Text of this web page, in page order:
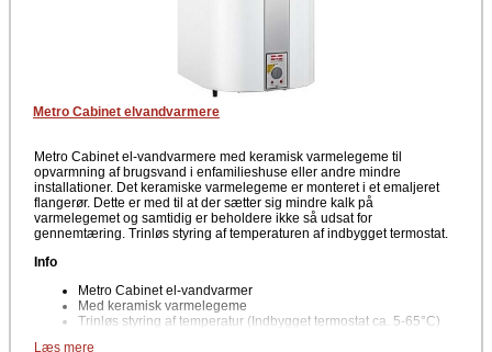
Metro Cabinet elvandvarmere
Metro Cabinet el-vandvarmere med keramisk varmelegeme til
opvarmning af brugsvand i enfamilieshuse eller andre mindre
installationer. Det keramiske varmelegeme er monteret i et emaljeret
flangerør. Dette er med til at der sætter sig mindre kalk på
varmelegemet og samtidig er beholdere ikke så udsat for
gennemtæring. Trinløs styring af temperaturen af indbygget termostat.
Info
Metro Cabinet el-vandvarmer
Med keramisk varmelegeme
Trinløs styring af temperatur (Indbygget termostat ca. 5-65°C)
Læs mere